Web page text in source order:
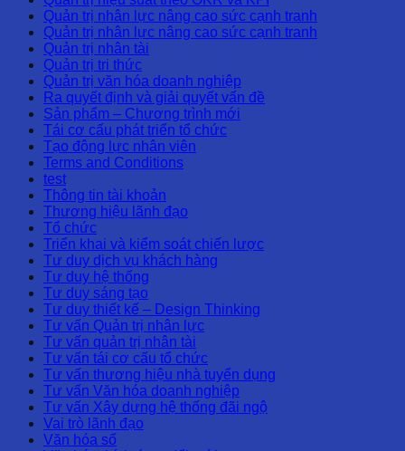
Quản trị nhân lực nâng cao sức cạnh tranh
Quản trị nhân lực nâng cao sức cạnh tranh
Quản trị nhân tài
Quản trị tri thức
Quản trị văn hóa doanh nghiệp
Ra quyết định và giải quyết vấn đề
Sản phẩm – Chương trình mới
Tái cơ cấu phát triển tổ chức
Tạo động lực nhân viên
Terms and Conditions
test
Thông tin tài khoản
Thương hiệu lãnh đạo
Tổ chức
Triển khai và kiểm soát chiến lược
Tư duy dịch vụ khách hàng
Tư duy hệ thống
Tư duy sáng tạo
Tư duy thiết kế – Design Thinking
Tư vấn Quản trị nhân lực
Tư vấn quản trị nhân tài
Tư vấn tái cơ cấu tổ chức
Tư vấn thương hiệu nhà tuyển dụng
Tư vấn Văn hóa doanh nghiệp
Tư vấn Xây dựng hệ thống đãi ngộ
Vai trò lãnh đạo
Văn hóa số